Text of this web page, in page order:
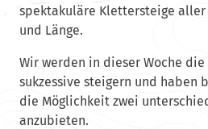
spektakuläre Klettersteige aller
und Länge.
Wir werden in dieser Woche
sukzessive steigern und haben
die Möglichkeit zwei
anzubieten.